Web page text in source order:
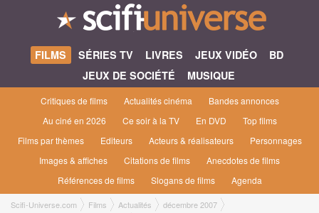
FILMS SÉRIES TV LIVRES JEUX VIDÉO
BD
JEUX DE SOCIÉTÉ
MUSIQUE
Critiques de films Actualités cinéma
Bandes annonces
Au ciné en 2026
Ce soir à la TV En DVD
Top films
Films par thèmes
Editeurs Acteurs & réalisateurs
Personnages
Images & affiches
Citations de films
Anecdotes de films
Références de films
Slogans de films Agenda
Scifi-Universe.com Films Actualités
décembre 2007